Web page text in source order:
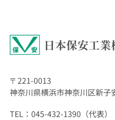
日本保安工
〒221-0013
神奈川県横浜市神奈川区新子
TEL：045-432-1390（代表）